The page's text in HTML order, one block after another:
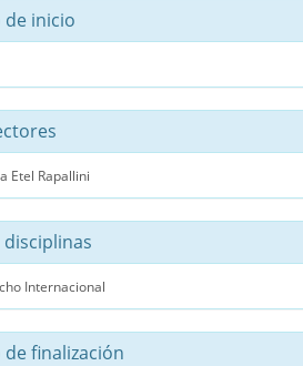
de inicio
Etel Rapallini
disciplinas
Internacional
de finalización